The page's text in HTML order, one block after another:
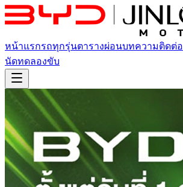
หน้าแรกรถทุกรุ่นตารางผ่อนบทความติดต่อ
นัดทดลองขับ